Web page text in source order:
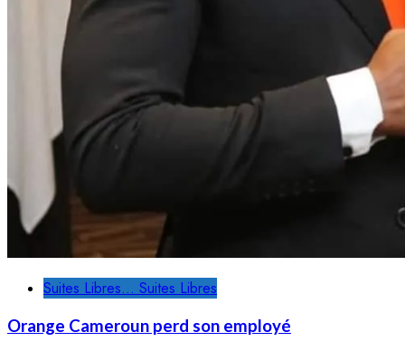
Suites Libres... Suites Libres
Orange Cameroun perd son employé